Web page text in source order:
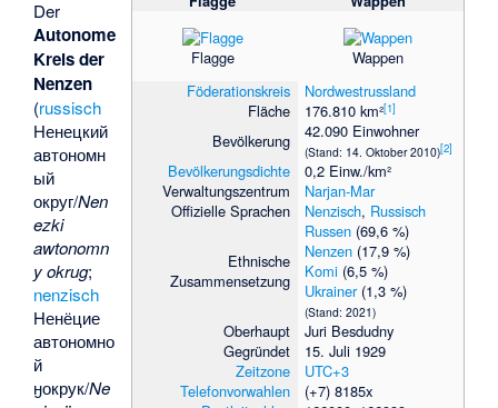
Flagge
Wappen
Föderationskreis
Nordwestrussland
Fläche
176.810 km²[1]
Bevölkerung 42.090 Einwohner
(Stand: 14. Oktober 2010)[2]
Bevölkerungsdichte
0,2 Einw./km²
Verwaltungszentrum
Narjan-Mar
Offizielle Sprachen
Nenzisch, Russisch
Ethnische
Zusammensetzung
Russen (69,6 %)
Nenzen (17,9 %)
Komi (6,5 %)
Ukrainer(1,3 %)
(Stand: 2021)
Oberhaupt
Juri Besdudny
Gegründet
15. Juli 1929
Zeitzone
UTC+3
Telefonvorwahlen
(+7) 8185x
Der
Autonome
Kreis der
Nenzen
(russisch
Ненецкий
автономн
ый
округ/Nen
ezki
awtonomn
y okrug;
nenzisch
Ненёцие
автономно
й
ӈокрук/Ne